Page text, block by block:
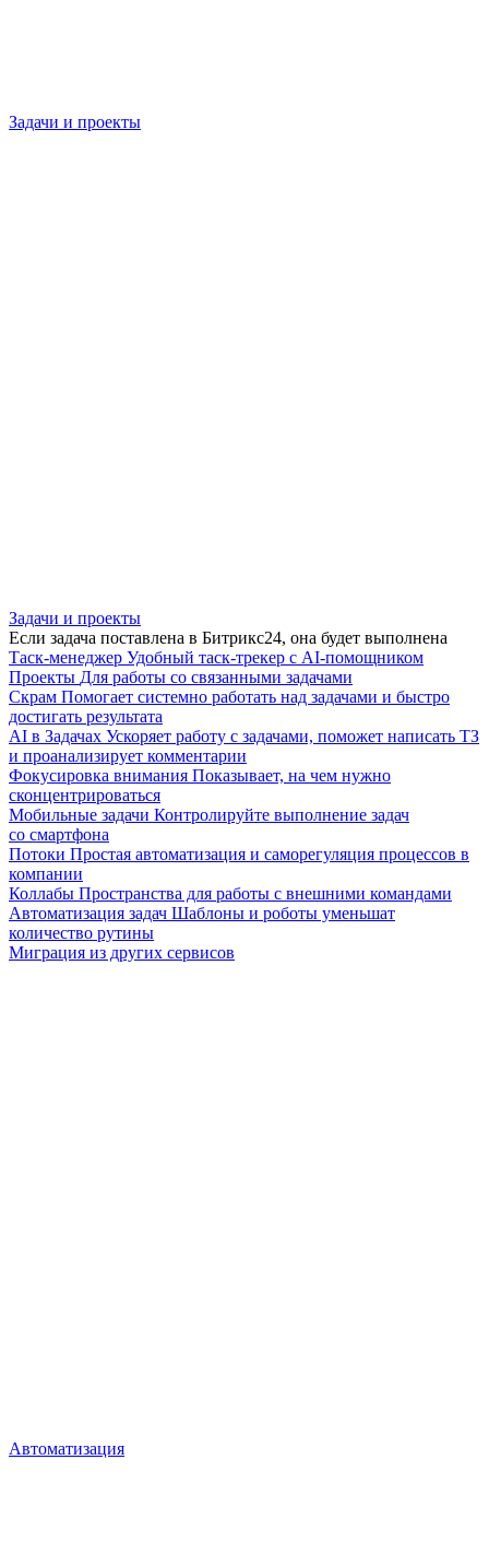
Задачи и проекты
Задачи и проекты
Если задача поставлена в Битрикс24, она будет выполнена
Таск-менеджер Удобный таск-трекер с AI-помощником
Проекты Для работы со связанными задачами
Скрам Помогает системно работать над задачами и быстро
достигать результата
AI в Задачах Ускоряет работу с задачами, поможет написать ТЗ
и проанализирует комментарии
Фокусировка внимания Показывает, на чем нужно
сконцентрироваться
Мобильные задачи Контролируйте выполнение задач
со смартфона
Потоки Простая автоматизация и саморегуляция процессов в
компании
Коллабы Пространства для работы с внешними командами
Автоматизация задач Шаблоны и роботы уменьшат
количество рутины
Миграция из других сервисов
Автоматизация